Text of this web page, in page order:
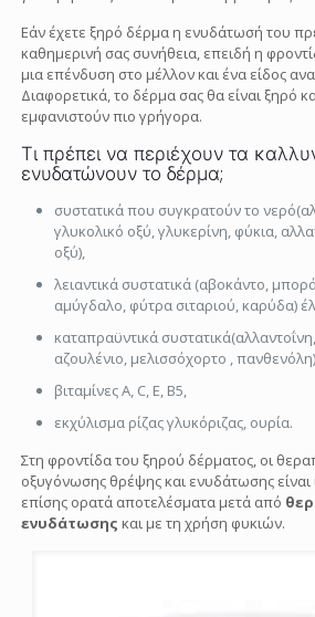
Εάν έχετε ξηρό δέρμα η ενυδάτωσή του
καθημερινή σας συνήθεια, επειδή η
μια επένδυση στο μέλλον και ένα είδος
Διαφορετικά, το δέρμα σας θα είναι ξηρό
εμφανιστούν πιο γρήγορα.
Τι πρέπει να περιέχουν τα
ενυδατώνουν το δέρμα;
συστατικά που συγκρατούν το
γλυκολικό οξύ, γλυκερίνη, φύκια,
οξύ),
λειαντικά συστατικά (αβοκάντο,
αμύγδαλο, φύτρα σιταριού, καρύδα)
καταπραϋντικά
αζουλένιο, μελισσόχορτο ,
βιταμίνες Α, C, Ε, Β5,
εκχύλισμα ρίζας γλυκόριζας, ουρία.
Στη φροντίδα του ξηρού δέρματος, οι
οξυγόνωσης θρέψης και ενυδάτωσης είναι
επίσης ορατά αποτελέσματα μετά από
ενυδάτωσης και με τη χρήση φυκιών.